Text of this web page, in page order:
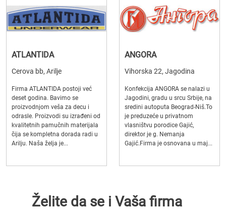
ATLANTIDA
Cerova bb, Arilje
Firma ATLANTIDA postoji već
deset godina. Bavimo se
proizvodnjom veša za decu i
odrasle. Proizvodi su izrađeni od
kvalitetnih pamučnih materijala
čija se kompletna dorada radi u
Arilju. Naša želja je...
ANGORA
Vihorska 22, Jagodina
Konfekcija ANGORA se nalazi u
Jagodini, gradu u srcu Srbije, na
sredini autoputa Beograd-Niš.To
je preduzeće u privatnom
vlasništvu porodice Gajić,
direktor je g. Nemanja
Gajić.Firma je osnovana u maj...
Želite da se i Vaša firma